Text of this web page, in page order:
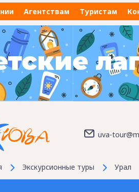
Агентствам Туристам
uva-
Экскурсионные туры Урал